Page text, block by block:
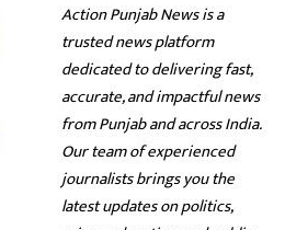
Action Punjab News is a
trusted news platform
dedicated to delivering fast,
accurate, and impactful news
from Punjab and across India.
Our team of experienced
journalists brings you the
latest updates on politics,